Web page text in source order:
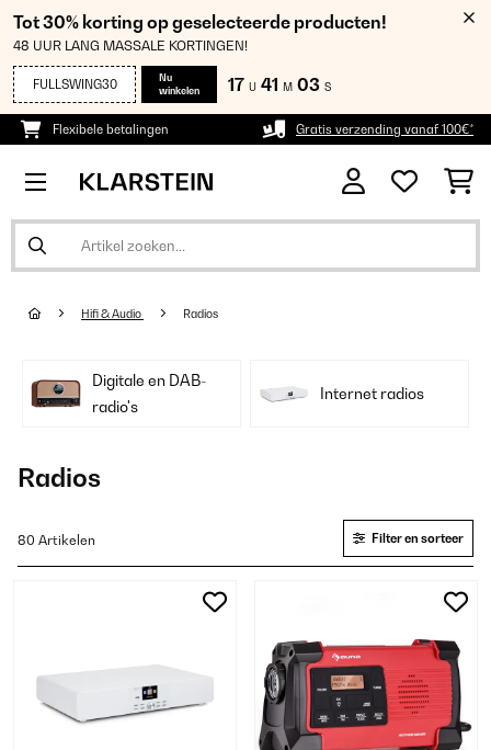
Tot 30% korting op geselecteerde producten!
48 UUR LANG MASSALE KORTINGEN!
FULLSWING30
Nu
winkelen
17 U 41 M 03 S
Flexibele betalingen Gratis verzending vanaf 100€*
Hifi & Audio Radios
Digitale en DAB-
radio's
Internet radios
Radios
80 Artikelen Filter en sorteer